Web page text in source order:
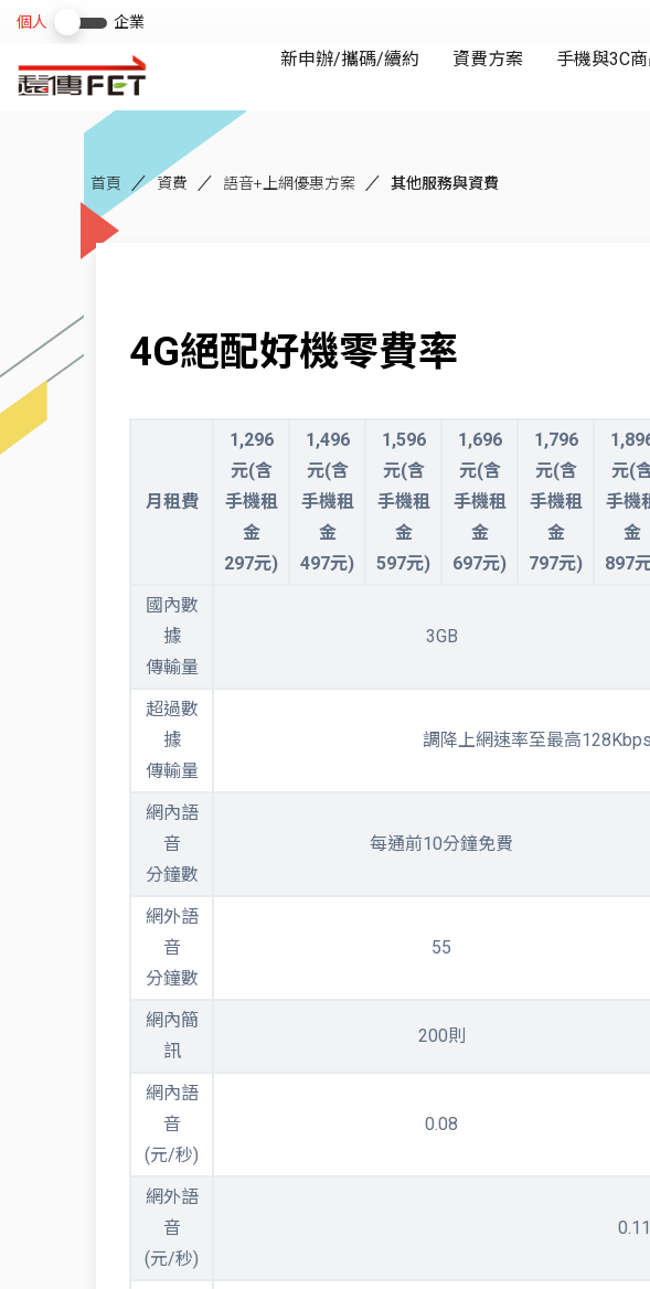
首頁 資費 語音+上網優惠方案 其他服務與資費
4G絕配好機零費率
月租費
1,296
元(含
手機租
金
297元)
1,496
元(含
手機租
金
497元)
1,596
元(含
手機租
金
597元)
1,696
元(含
手機租
金
697元)
1,796
元(含
手機租
金
797元)
元(
手機
金
897
國內數
據
傳輸量
3GB
超過數
據
傳輸量
調降上網速率至最高
網內語
音
分鐘數
每通前10分鐘免費
網外語
音
分鐘數
55
網內簡
訊
200則
網內語
音
(元/秒)
0.08
網外語
音
(元/秒)
0.11